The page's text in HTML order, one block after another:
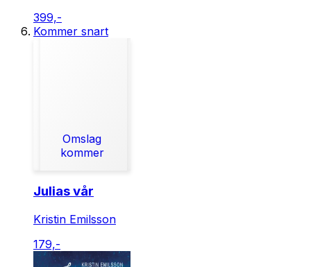
399,-
Kommer snart
Omslag
kommer
Julias vår
Kristin Emilsson
179,-